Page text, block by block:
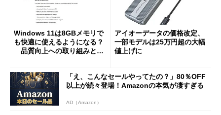
Windows 11は8GBメモリで
も快適に使えるようになる？
品質向上への取り組みと
アイオーデータの価格改定、
一部モデルは25万円超の大幅
値上げに
「え、こんなセールやってたの？」80％OFF
以上が続々登場！Amazonの本気が凄すぎる
AD（Amazon）